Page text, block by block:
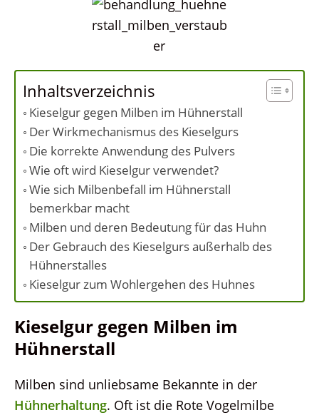
Inhaltsverzeichnis
Kieselgur gegen Milben im Hühnerstall
Der Wirkmechanismus des Kieselgurs
Die korrekte Anwendung des Pulvers
Wie oft wird Kieselgur verwendet?
Wie sich Milbenbefall im Hühnerstall
bemerkbar macht
Milben und deren Bedeutung für das Huhn
Der Gebrauch des Kieselgurs außerhalb des
Hühnerstalles
Kieselgur zum Wohlergehen des Huhnes
Kieselgur gegen Milben im
Hühnerstall
Milben sind unliebsame Bekannte in der
Hühnerhaltung. Oft ist die Rote Vogelmilbe